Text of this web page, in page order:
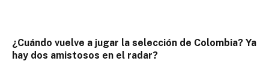
¿Cuándo vuelve a jugar la selección de Colombia? Ya
hay dos amistosos en el radar?